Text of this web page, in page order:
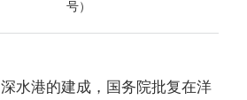
号）
水港的建成，国务院批复在洋